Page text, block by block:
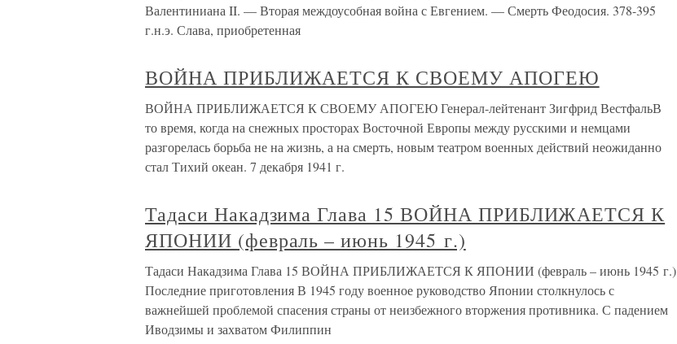
Валентиниана II. — Вторая междоусобная война с Евгением. — Смерть Феодосия. 378-395
г.н.э. Слава, приобретенная
ВОЙНА ПРИБЛИЖАЕТСЯ К СВОЕМУ АПОГЕЮ
ВОЙНА ПРИБЛИЖАЕТСЯ К СВОЕМУ АПОГЕЮ Генерал-лейтенант Зигфрид ВестфальВ
то время, когда на снежных просторах Восточной Европы между русскими и немцами
разгорелась борьба не на жизнь, а на смерть, новым театром военных действий неожиданно
стал Тихий океан. 7 декабря 1941 г.
Тадаси Накадзима Глава 15 ВОЙНА ПРИБЛИЖАЕТСЯ К
ЯПОНИИ (февраль – июнь 1945 г.)
Тадаси Накадзима Глава 15 ВОЙНА ПРИБЛИЖАЕТСЯ К ЯПОНИИ (февраль – июнь 1945 г.)
Последние приготовления В 1945 году военное руководство Японии столкнулось с
важнейшей проблемой спасения страны от неизбежного вторжения противника. С падением
Иводзимы и захватом Филиппин